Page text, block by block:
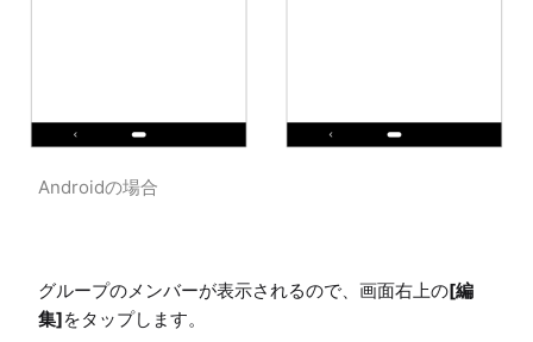
Androidの場合
グループのメンバーが表示されるので、画面右上の[編
集]をタップします。